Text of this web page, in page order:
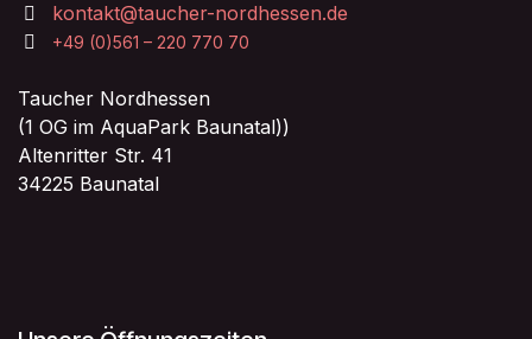
kontakt@taucher-nordhessen.de
+49 (0)561 – 220 770 70
Taucher Nordhessen
(1 OG im AquaPark Baunatal))
Altenritter Str. 41
34225 Baunatal